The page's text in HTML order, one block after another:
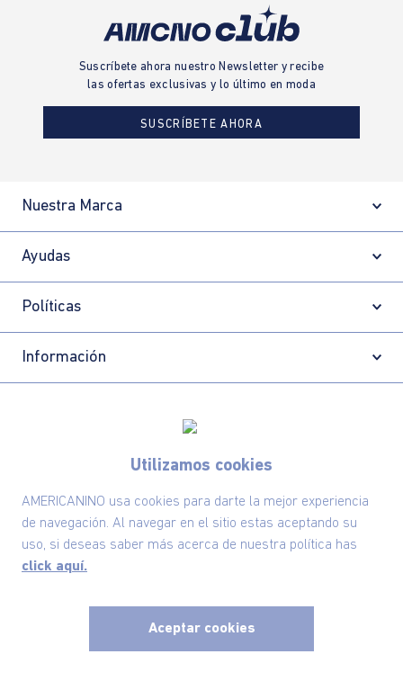
Utilizamos cookies
AMERICANINO usa cookies para darte la mejor experiencia
de navegación. Al navegar en el sitio estas aceptando su
uso, si deseas saber más acerca de nuestra política has
click aquí.
Aceptar cookies
Suscríbete ahora nuestro Newsletter y recibe
las ofertas exclusivas y lo último en moda
SUSCRÍBETE AHORA
Nuestra Marca
Ayudas
Políticas
Información
Comodin S.A.S | NIT: 800.069.933-6©2025 Americanino, todos los derechos reservados